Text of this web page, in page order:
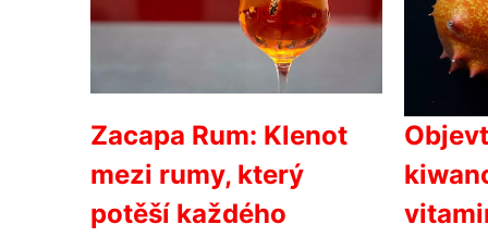
Zacapa Rum: Klenot
mezi rumy, který
potěší každého